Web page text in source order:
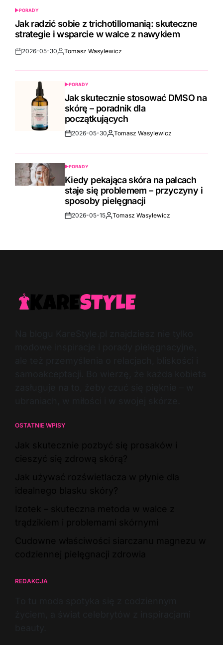
POSTED
IN
PORADY
Jak radzić sobie z trichotillomanią: skuteczne
strategie i wsparcie w walce z nawykiem
Post2026-05-30By:Tomasz Wasylewicz
POSTED
IN
PORADY
Jak skutecznie stosować DMSO na
skórę – poradnik dla
początkujących
Post2026-05-30By:Tomasz Wasylewicz
POSTED
IN
PORADY
Kiedy pekająca skóra na palcach
staje się problemem – przyczyny i
sposoby pielęgnacji
Post2026-05-15By:Tomasz Wasylewicz
OSTATNIE WPISY
REDAKCJA